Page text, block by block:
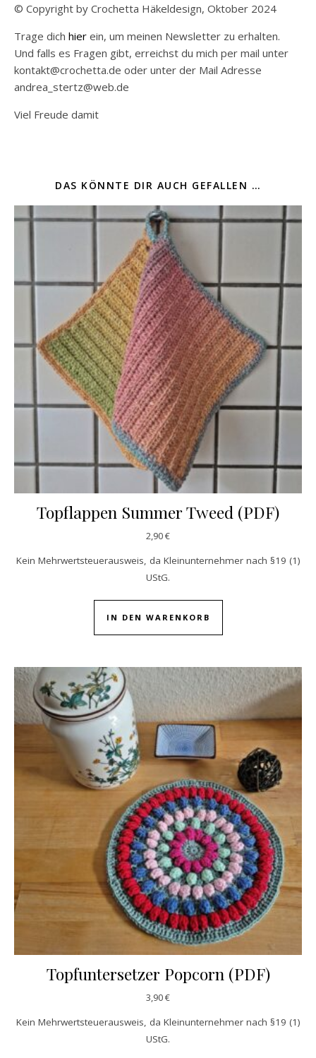
© Copyright by Crochetta Häkeldesign, Oktober 2024
Trage dich hier ein, um meinen Newsletter zu erhalten.
Und falls es Fragen gibt, erreichst du mich per mail unter
kontakt@crochetta.de oder unter der Mail Adresse
andrea_stertz@web.de
Viel Freude damit
DAS KÖNNTE DIR AUCH GEFALLEN …
Topflappen Summer Tweed (PDF)
2,90€
Kein Mehrwertsteuerausweis, da Kleinunternehmer nach §19 (1)
UStG.
IN DEN WARENKORB
Topfuntersetzer Popcorn (PDF)
3,90€
Kein Mehrwertsteuerausweis, da Kleinunternehmer nach §19 (1)
UStG.